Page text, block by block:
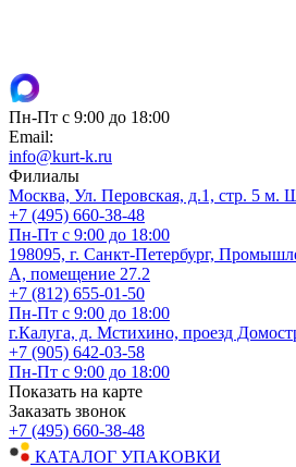
Пн-Пт с 9:00 до 18:00
Email:
info@kurt-k.ru
Филиалы
Москва, Ул. Перовская, д.1, стр. 5 м.
+7 (495) 660-38-48
Пн-Пт с 9:00 до 18:00
198095, г. Санкт-Петербург,
А, помещение 27.2
+7 (812) 655-01-50
Пн-Пт с 9:00 до 18:00
г.Калуга, д. Мстихино, проезд
+7 (905) 642-03-58
Пн-Пт с 9:00 до 18:00
Показать на карте
Заказать звонок
+7 (495) 660-38-48
КАТАЛОГ УПАКОВКИ